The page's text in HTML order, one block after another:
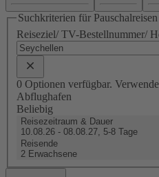
Suchkriterien für Pauschalreisen
Reiseziel/ TV-Bestellnummer/
0 Optionen verfügbar.
Abflughafen
Beliebig
Reisezeitraum & Dauer
10.08.26 - 08.08.27, 5-8 Tage
Reisende
2 Erwachsene